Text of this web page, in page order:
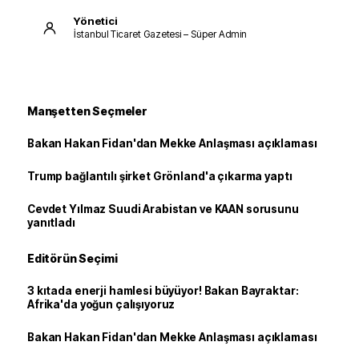
Yönetici
İstanbul Ticaret Gazetesi – Süper Admin
Manşetten Seçmeler
Bakan Hakan Fidan'dan Mekke Anlaşması açıklaması
Trump bağlantılı şirket Grönland'a çıkarma yaptı
Cevdet Yılmaz Suudi Arabistan ve KAAN sorusunu
yanıtladı
Editörün Seçimi
3 kıtada enerji hamlesi büyüyor! Bakan Bayraktar:
Afrika'da yoğun çalışıyoruz
Bakan Hakan Fidan'dan Mekke Anlaşması açıklaması